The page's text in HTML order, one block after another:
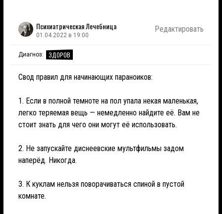
Психиатрическая Лечебница
01.04.2022 в 19:00
Редактировать
Диагноз: ЗДОРОВ
Свод правил для начинающих параноиков:
1. Если в полной темноте на пол упала некая маленькая,
легко теряемая вещь — немедленно найдите её. Вам не
стоит знать для чего они могут её использовать.
2. Не запускайте диснеевские мультфильмы задом
наперёд. Никогда.
3. К куклам нельзя поворачиваться спиной в пустой
комнате.